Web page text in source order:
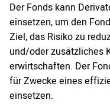
Der Fonds kann
einsetzen, um den
Ziel, das Risiko zu
und/oder zusätzliches
erwirtschaften. Der
für Zwecke eines
einsetzen.